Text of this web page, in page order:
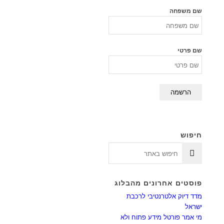
שם משפחה
שם פרטי
חיפוש
פוסטים אחרונים מהבלוג
מדד דיוק אלטרנטיבי לרכבת
ישראל
מי אמר פורטל מידע פתוח ולא